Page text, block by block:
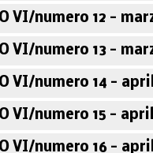
VI/numero 12 -
VI/numero 13 -
VI/numero 14 -
VI/numero 15 -
VI/numero 16 -